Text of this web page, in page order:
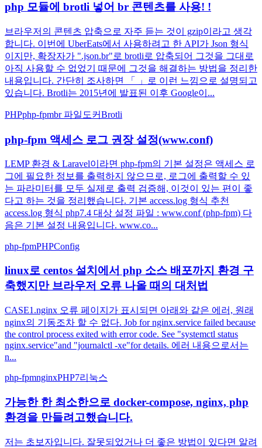
php 모듈에 brotli 넣어 br 콘텐츠를 사용! !
브라우저의 콘텐츠 압축으로 자주 듣는 것이 gzip이라고 생각
합니다. 이번에 UberEats에서 사용하려고 한 API가 Json 형식
이지만, 확장자가 ".json.br"로 brotli로 압축되어 그것을 그대로
아직 사용할 수 없었기 때문에 그것을 해결하는 방법을 정리한
내용입니다. 간단히 조사하면 「 」로 이런 느낌으로 설명되고
있습니다. Brotli는 2015년에 발표된 이후 Google이...
PHPphp-fpmbr 파일 도커Brotli
php-fpm 액세스 로그 권장 설정(www.conf)
LEMP 환경 & Laravel이라면 php-fpm의 기본 설정은 액세스 로
그에 필요한 정보를 출력하지 않으므로, 로그에 출력할 수 있
는 파라미터를 모두 실제로 출력 검증해, 이것이 있는 편이 좋
다고 하는 것을 정리했습니다. 기본 access.log 형식 추천
access.log 형식 php7.4 대상 설정 파일 : www.conf (php-fpm) 다
음은 기본 설정 내용입니다. www.co...
php-fpmPHPConfig
linux로 centos 설치에서 php 소스 배포까지 환경 구
축했지만 브라우저 오류 나올 때의 대처법
CASE1.nginx 오류 페이지가 표시되면 아래와 같은 에러, 원래
nginx의 기동조차 할 수 없다. Job for nginx.service failed because
the control process exited with error code. See "systemctl status
nginx.service"and "journalctl -xe"for details. 에러 내용으로서는
n...
php-fpmnginxPHP7리눅스
가능한 한 최소한으로 docker-compose, nginx, php
환경을 만들려고했습니다.
저는 초보자입니다. 잘못되었거나 더 좋은 방법이 있다면 알려